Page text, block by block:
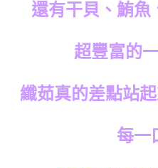
還有干貝、鮪魚
超豐富的
纖茹真的差點站
每一